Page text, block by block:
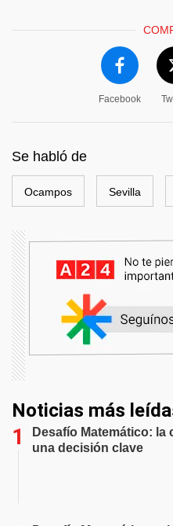
Facebook
Se habló de
Ocampos Sevilla
Noticias más
Desafío Matemático: la
una decisión clave